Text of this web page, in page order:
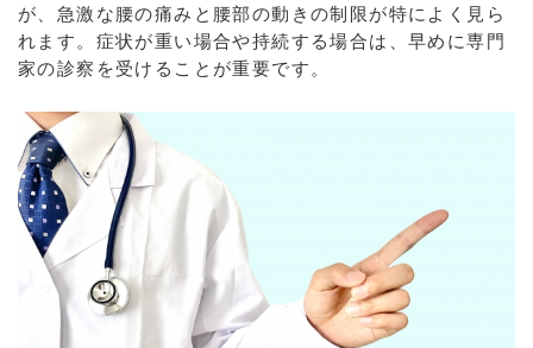
が、急激な腰の痛みと腰部の動きの制限が特によく見ら
れます。症状が重い場合や持続する場合は、早めに専門
家の診察を受けることが重要です。